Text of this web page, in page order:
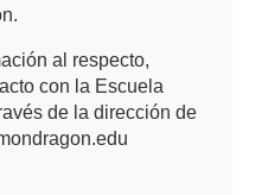
al respecto,
con la Escuela
de la dirección de